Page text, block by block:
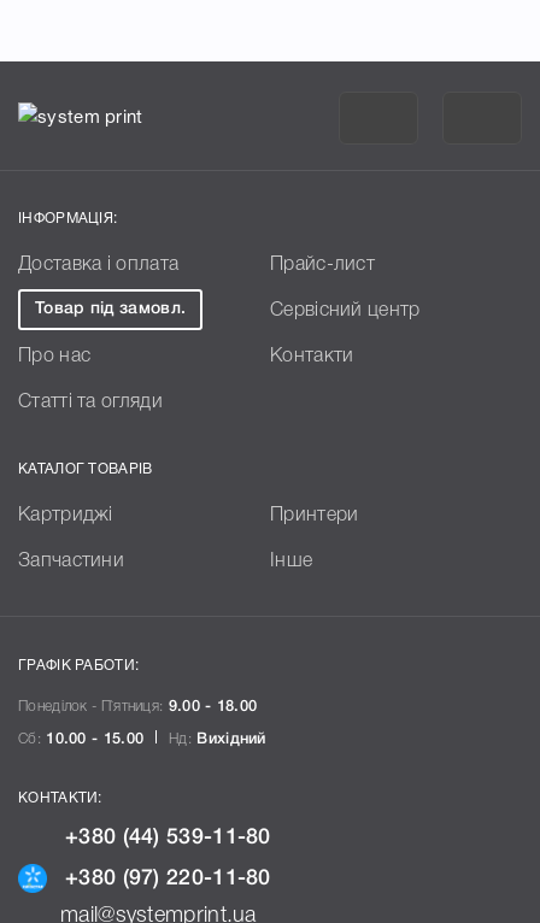
ІНФОРМАЦІЯ:
Доставка і оплата Прайс-лист
Товар під замовл. Сервісний центр
Про нас Контакти
Статті та огляди
КАТАЛОГ ТОВАРІВ
Картриджі Принтери
Запчастини Інше
ГРАФІК РАБОТИ:
Понеділок - П`ятниця: 9.00 - 18.00
Сб: 10.00 - 15.00 Нд: Вихідний
КОНТАКТИ:
+380 (44) 539-11-80
+380 (97) 220-11-80
mail@systemprint.ua